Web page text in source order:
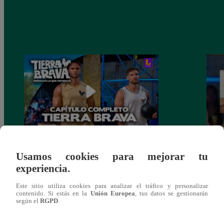
136 | Domingo 21 de marzo
de
Usamos cookies para mejorar tu
experiencia.
Este sitio utiliza cookies para analizar el tráfico y personalizar
contenido. Si estás en la Unión Europea , tus datos se gestionarán
según el RGPD